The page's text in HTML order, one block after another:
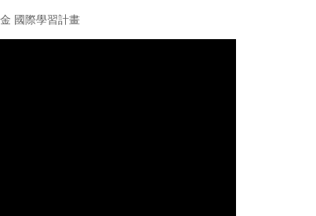
國際學習計畫